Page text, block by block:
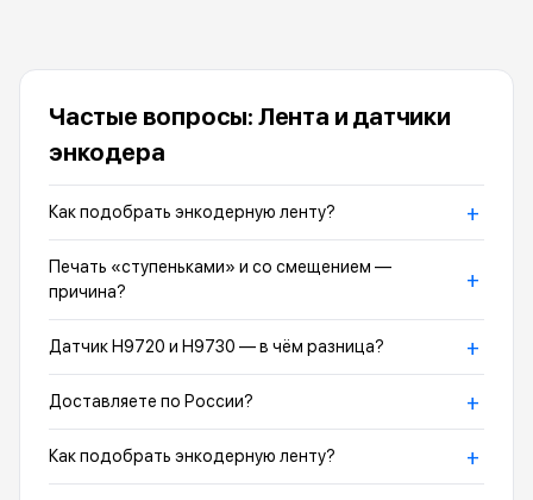
Частые вопросы: Лента и датчики
энкодера
Как подобрать энкодерную ленту? +
Печать «ступеньками» и со смещением —
причина?
+
Датчик H9720 и H9730 — в чём разница? +
Доставляете по России? +
Как подобрать энкодерную ленту? +